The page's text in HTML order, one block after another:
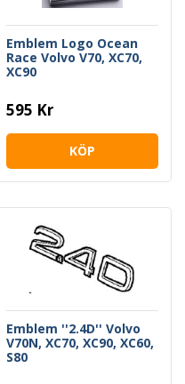
Emblem Logo Ocean
Race Volvo V70, XC70,
XC90
595 Kr
KÖP
Emblem ''2.4D'' Volvo
V70N, XC70, XC90, XC60,
S80